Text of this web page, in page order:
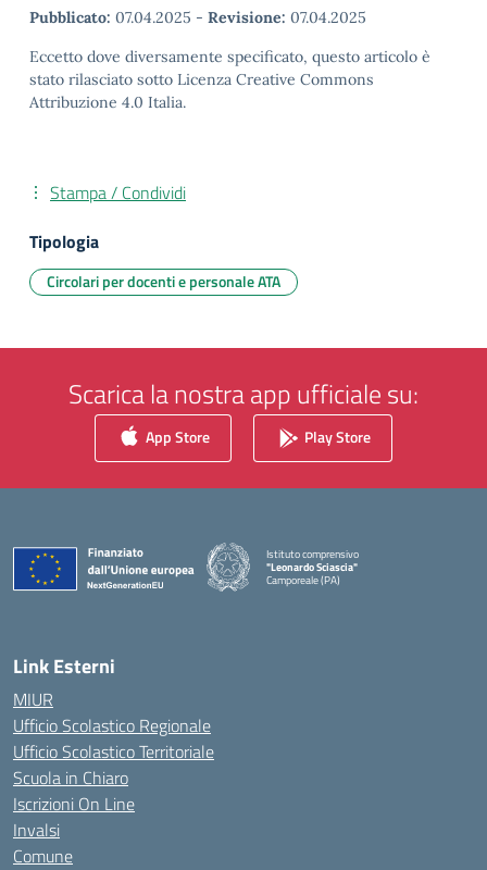
Pubblicato: 07.04.2025 - Revisione: 07.04.2025
Eccetto dove diversamente specificato, questo articolo è
stato rilasciato sotto Licenza Creative Commons
Attribuzione 4.0 Italia.
Stampa / Condividi
Tipologia
Circolari per docenti e personale ATA
Scarica la nostra app ufficiale su:
App Store Play Store
Istituto comprensivo
"Leonardo Sciascia"
Camporeale (PA)
— Visita la pagina iniziale della scuola
Link Esterni
MIUR
Ufficio Scolastico Regionale
Ufficio Scolastico Territoriale
Scuola in Chiaro
Iscrizioni On Line
Invalsi
Comune